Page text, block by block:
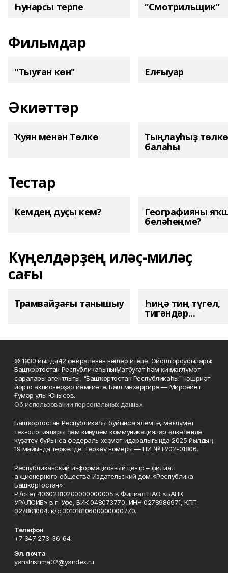
Һунарсы терпе “Смотрильщик”
Фильмдар
"Тыуған көн" Елғыуар
Әкиәттәр
Ҡуян менән Төлкө Тыңлауһыҙ төлкө
балаһы
Тестар
Кемдең дуҫы кем? Географияны
беләһеңме?
Күңелдәрҙең иләҫ-миләҫ
сағы
Трамвайҙағы танышыу Һиңә тиң түгел,
тигәндәр...
© 1930 йылдың 12 февраленән нәшер ителә. Ойоштороусылары:
Башҡортостан Республикаһының Матбуғат һәм киң мәғлүмәт
саралары агентлығы, "Башҡортостан Республикаһы" нәшриәт
йорто акционерҙар йәмғиәте. Баш мөхәррире — Мирсәйет
Ғүмәр улы Юнысов.
Об использовании персональных данных
Башҡортостан Республикаһы буйынса элемтә, мәғлүмәт
технологиялары һәм киңкүләм коммуникациялар өлкәһендә
күҙәтеү буйынса федераль хеҙмәт идаралығында 2025 йылдың
19 майында теркәлде. Теркәү номеры — ПИ №ТУ02-01806.
Республиканский информационный центр – филиал
акционерного общества Издательский дом «Республика
Башкортостан».
Р./счёт 40602810200000000005 в Филиал ПАО «БАНК
УРАЛСИБ» в г. Уфе, БИК 048073770, ИНН 0278986971, КПП
027801004, к/с 30101810600000000770.
Телефон
+7 347 273-36-64.
Эл. почта
yanshishma02@yandex.ru